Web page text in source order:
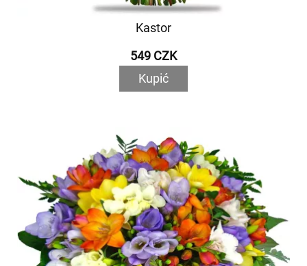
Kastor
549 CZK
Kupić